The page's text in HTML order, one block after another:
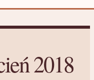
2018